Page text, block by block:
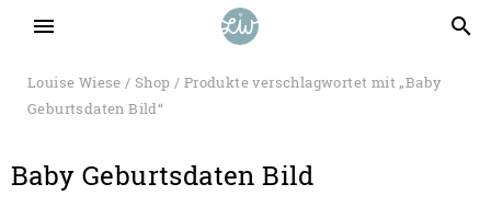
menu search
Louise Wiese / Shop / Produkte verschlagwortet mit „Baby
Geburtsdaten Bild“
Baby Geburtsdaten Bild